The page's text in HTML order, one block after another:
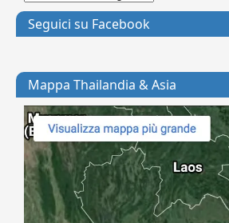
Seguici su Facebook
Mappa Thailandia & Asia